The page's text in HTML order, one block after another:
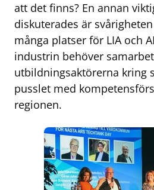
att det finns? En annan
diskuterades är
många platser för LIA och
industrin behöver
utbildningsaktörerna kring
pusslet med
regionen.